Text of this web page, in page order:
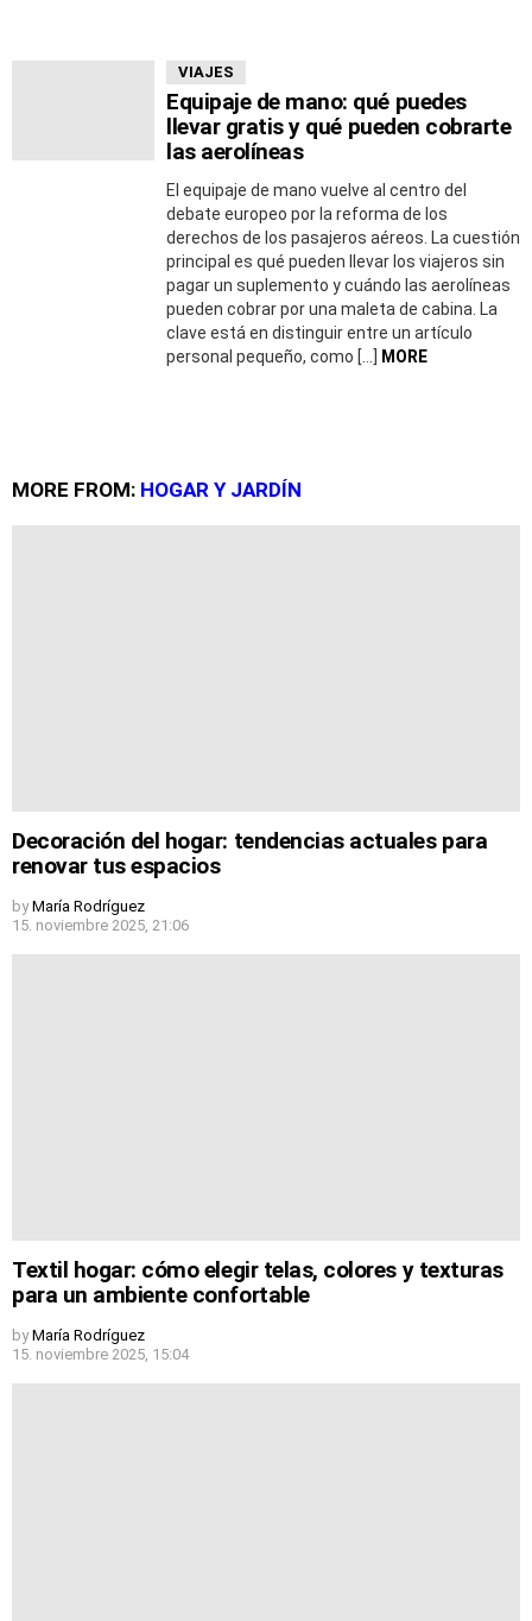
VIAJES
Equipaje de mano: qué puedes
llevar gratis y qué pueden cobrarte
las aerolíneas
El equipaje de mano vuelve al centro del
debate europeo por la reforma de los
derechos de los pasajeros aéreos. La cuestión
principal es qué pueden llevar los viajeros sin
pagar un suplemento y cuándo las aerolíneas
pueden cobrar por una maleta de cabina. La
clave está en distinguir entre un artículo
personal pequeño, como […]
MORE
MORE FROM: HOGAR Y JARDÍN
Decoración del hogar: tendencias actuales para
renovar tus espacios
by María Rodríguez
15. noviembre 2025, 21:06
Textil hogar: cómo elegir telas, colores y texturas
para un ambiente confortable
by María Rodríguez
15. noviembre 2025, 15:04